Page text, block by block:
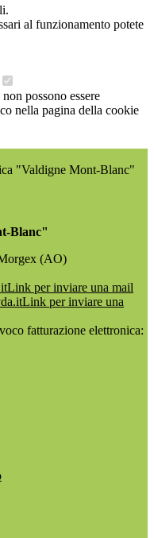
al funzionamento potete
possono essere
nella pagina della cookie
"Valdigne Mont-Blanc"
Blanc"
(AO)
Link per inviare una mail
Link per inviare una
fatturazione elettronica: